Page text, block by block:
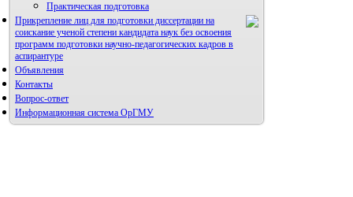
Практическая подготовка
Прикрепление лиц для подготовки диссертации на
соискание ученой степени кандидата наук без освоения
программ подготовки научно-педагогических кадров в
аспирантуре
Объявления
Контакты
Вопрос-ответ
Информационная система ОрГМУ